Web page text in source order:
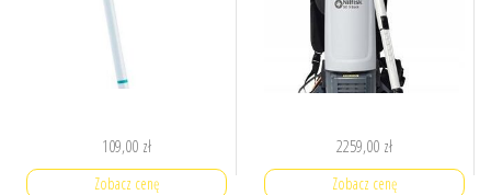
109,00 zł
Zobacz cenę
2259,00 zł
Zobacz cenę